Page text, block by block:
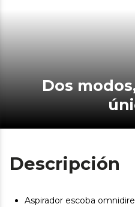
Dos modos, resultados
Descripción
Aspirador escoba